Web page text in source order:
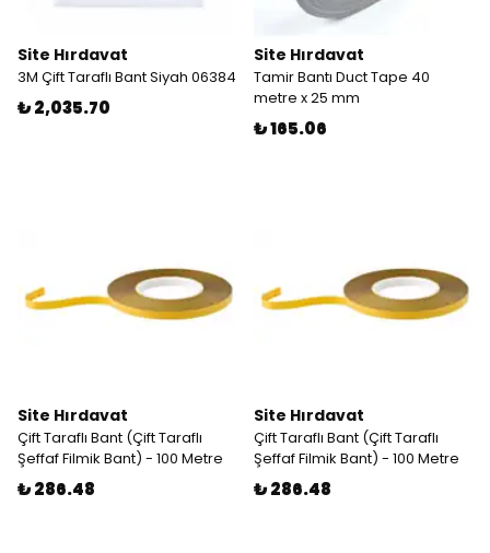
Site Hırdavat
3M Çift Taraflı Bant Siyah 06384
₺ 2,035.70
Site Hırdavat
Tamir Bantı Duct Tape 40
metre x 25 mm
₺ 165.06
Site Hırdavat
Çift Taraflı Bant (Çift Taraflı
Şeffaf Filmik Bant) - 100 Metre
₺ 286.48
Site Hırdavat
Çift Taraflı Bant (Çift Taraflı
Şeffaf Filmik Bant) - 100 Metre
₺ 286.48